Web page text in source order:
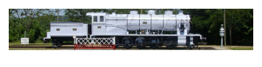
content